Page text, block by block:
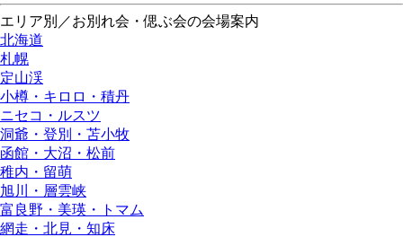
エリア別／お別れ会・偲ぶ会の会場案内
北海道
札幌
定山渓
小樽・キロロ・積丹
ニセコ・ルスツ
洞爺・登別・苫小牧
函館・大沼・松前
稚内・留萌
旭川・層雲峡
富良野・美瑛・トマム
網走・北見・知床